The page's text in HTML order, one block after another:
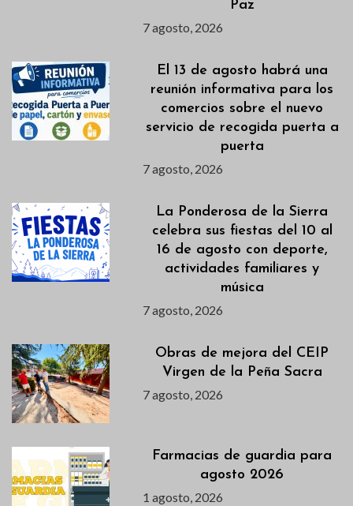
Paz
7 agosto, 2026
El 13 de agosto habrá una
reunión informativa para los
comercios sobre el nuevo
servicio de recogida puerta a
puerta
7 agosto, 2026
La Ponderosa de la Sierra
celebra sus fiestas del 10 al
16 de agosto con deporte,
actividades familiares y
música
7 agosto, 2026
Obras de mejora del CEIP
Virgen de la Peña Sacra
7 agosto, 2026
Farmacias de guardia para
agosto 2026
1 agosto, 2026